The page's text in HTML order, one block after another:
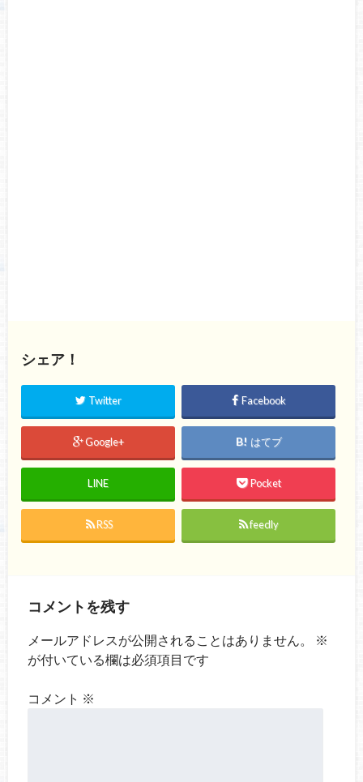
シェア！
Twitter Facebook
Google+ はてブ
LINE Pocket
RSS feedly
コメントを残す
メールアドレスが公開されることはありません。
※
が付いている欄は必須項目です
コメント ※